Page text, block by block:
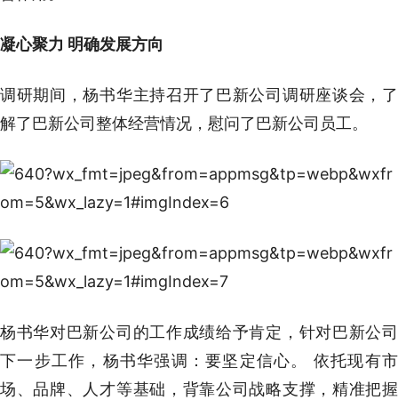
凝心聚力 明确发展方向
调研期间，杨书华主持召开了巴新公司调研座谈会，了
解了巴新公司整体经营情况，慰问了巴新公司员工。
杨书华对巴新公司的工作成绩给予肯定，针对巴新公司
下一步工作，杨书华强调：要坚定信心。 依托现有市
场、品牌、人才等基础，背靠公司战略支撑，精准把握